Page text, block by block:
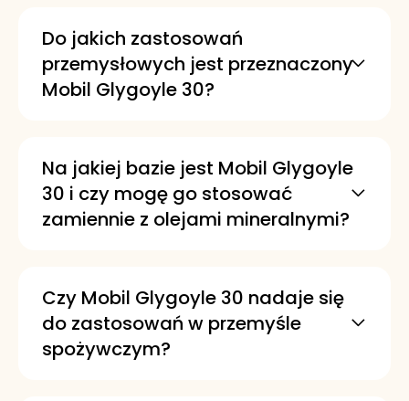
Do jakich zastosowań
przemysłowych jest przeznaczony
Mobil Glygoyle 30?
przemysłowych w wysokich
temperaturach; polecany do przekładni
zamkniętych, łożysk, układów
obiegowych oraz zastosowań w
Na jakiej bazie jest Mobil Glygoyle
30 i czy mogę go stosować
zamiennie z olejami mineralnymi?
PAG mają specyficzną zgodność z
uszczelnieniami i innymi materiałami
układu — przed konwersją sprawdź
zalecenia producenta sprzętu i
Czy Mobil Glygoyle 30 nadaje się
do zastosowań w przemyśle
spożywczym?